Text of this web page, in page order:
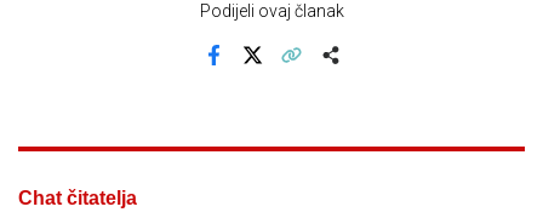
Podijeli ovaj članak
Chat čitatelja